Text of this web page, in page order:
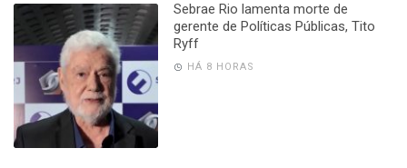
Sebrae Rio lamenta morte de
gerente de Políticas Públicas, Tito
Ryff
HÁ 8 HORAS